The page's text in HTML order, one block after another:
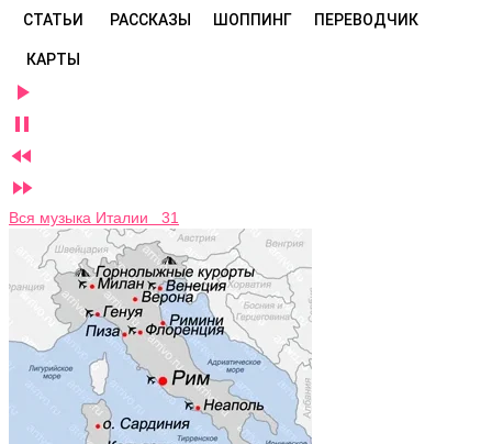
СТАТЬИ РАССКАЗЫ ШОППИНГ ПЕРЕВОДЧИК
КАРТЫ




Вся музыка Италии 31